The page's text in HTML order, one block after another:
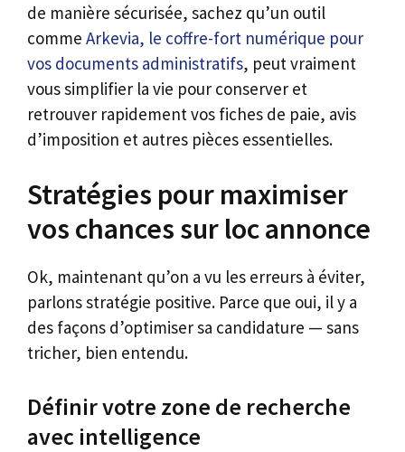
de manière sécurisée, sachez qu’un outil
comme Arkevia, le coffre-fort numérique pour
vos documents administratifs, peut vraiment
vous simplifier la vie pour conserver et
retrouver rapidement vos fiches de paie, avis
d’imposition et autres pièces essentielles.
Stratégies pour maximiser
vos chances sur loc annonce
Ok, maintenant qu’on a vu les erreurs à éviter,
parlons stratégie positive. Parce que oui, il y a
des façons d’optimiser sa candidature — sans
tricher, bien entendu.
Définir votre zone de recherche
avec intelligence